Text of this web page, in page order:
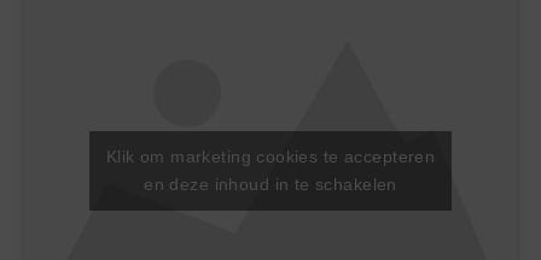
Klik om marketing cookies te accepteren
en deze inhoud in te schakelen